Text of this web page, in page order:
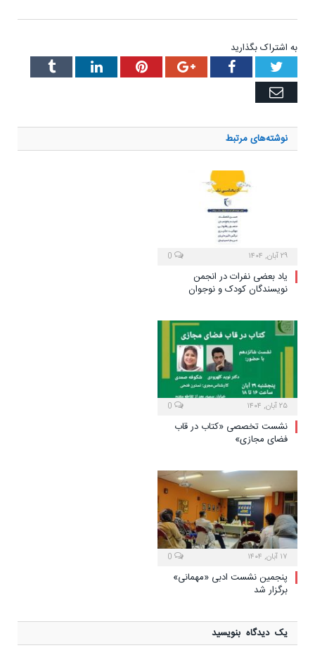
به اشتراک بگذارید
Twitter
Facebook
Google+
Pinterest
LinkedIn
Email
نوشته‌هایمرتبط
۲۹ آبان, ۱۴۰۴
یاد بعضی نفرات در انجمن
نویسندگان کودک و نوجوان
۲۵ آبان, ۱۴۰۴
نشست تخصصی «کتاب در قاب
فضای مجازی»
۱۷ آبان, ۱۴۰۴
پنجمین نشست ادبی «مهمانی»
برگزار شد
یک دیدگاه بنویسید